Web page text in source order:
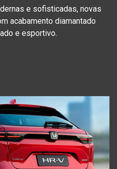
e sofisticadas, novas
acabamento diamantado
e esportivo.